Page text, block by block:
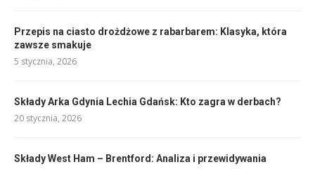
Przepis na ciasto drożdżowe z rabarbarem: Klasyka, która
zawsze smakuje
5 stycznia, 2026
Składy Arka Gdynia Lechia Gdańsk: Kto zagra w derbach?
20 stycznia, 2026
Składy West Ham – Brentford: Analiza i przewidywania